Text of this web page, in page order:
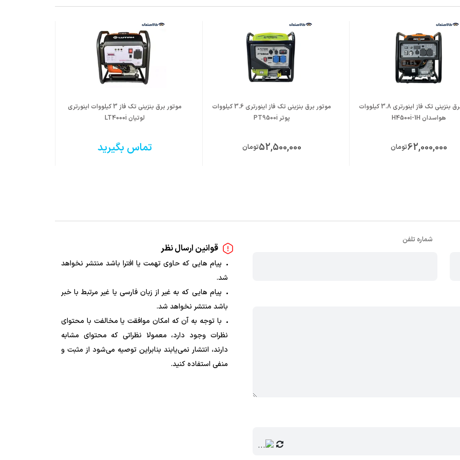
موتور برق بنزینی تک فاز اینورتری 3.8 کیلووات
هواسدان H4500i-1H
62,000,000تومان
موتور برق بنزینی تک فاز اینورتری 3.6 کیلووات
پوتر PT9500i
52,500,000تومان
موتور برق بنزینی تک فاز 3 کیلووات اینورتری
لوتیان LT4000i
تماس بگیرید
قوانین ارسال نظر
پیام هایی که حاوی تهمت یا افترا باشد منتشر نخواهد
شد.
پیام هایی که به غیر از زبان فارسی یا غیر مرتبط با خبر
باشد منتشر نخواهد شد.
با توجه به آن که امکان موافقت یا مخالفت با محتوای
نظرات وجود دارد، معمولا نظراتی که محتوای مشابه
دارند، انتشار نمی‌یابند بنابراین توصیه می‌شود از مثبت و
منفی استفاده کنید.
شماره تلفن